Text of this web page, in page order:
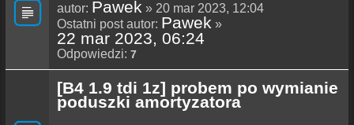
autor: Pawek » 20 mar 2023, 12:04
Ostatni post autor: Pawek »
22 mar 2023, 06:24
Odpowiedzi: 7
[B4 1.9 tdi 1z] probem po wymianie
poduszki amortyzatora